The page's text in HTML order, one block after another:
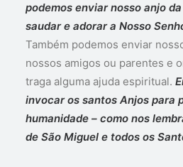
podemos enviar nosso anjo
saudar e adorar a Nosso
Também podemos enviar
nossos amigos ou parentes e
traga alguma ajuda espiritual.
invocar os santos Anjos para
humanidade – como nos
de São Miguel e todos os